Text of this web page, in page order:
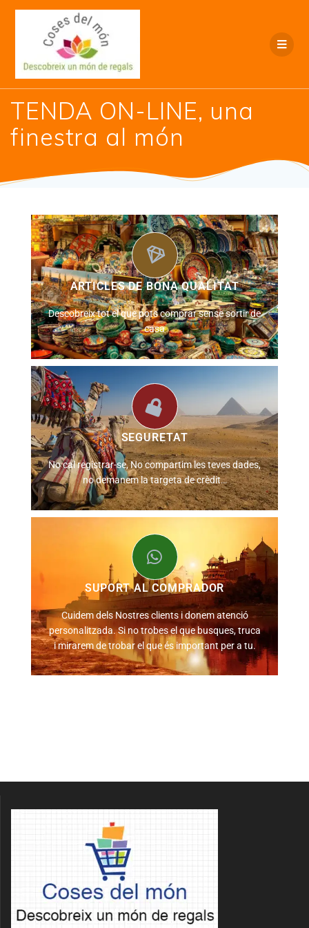
TENDA ON-LINE, una
finestra al món
ARTICLES DE BONA QUALITAT
Descobreix tot el que pots comprar sense sortir de
casa
SEGURETAT
No cal registrar-se, No compartim les teves dades,
no demanem la targeta de crèdit…
SUPORT AL COMPRADOR
Cuidem dels Nostres clients i donem atenció
personalitzada. Si no trobes el que busques, truca
i mirarem de trobar el que és important per a tu.